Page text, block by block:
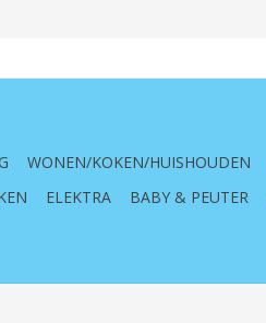
WONEN/KOKEN/HUISHOUDEN
ELEKTRA BABY & PEUTER